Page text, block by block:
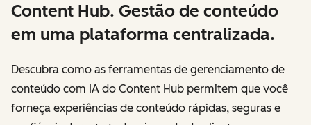
Content Hub. Gestão de conteúdo
em uma plataforma centralizada.
Descubra como as ferramentas de gerenciamento de
conteúdo com IA do Content Hub permitem que você
forneça experiências de conteúdo rápidas, seguras e